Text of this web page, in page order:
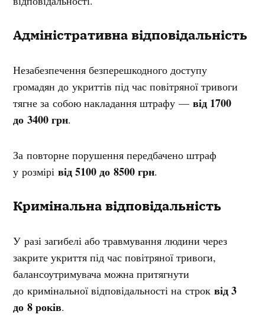
Адміністративна відповідальність
Незабезпечення безперешкодного доступу
громадян до укриттів під час повітряної тривоги
тягне за собою накладання штрафу —від 1700
до 3400 грн.
За повторне порушення передбачено штраф
у розмірівід 5100 до 8500 грн.
Кримінальна відповідальність
У разі загибелі або травмування людини через
закрите укриття під час повітряної тривоги,
балансоутримувача можна притягнути
до кримінальної відповідальності на строквід 3
до 8 років.